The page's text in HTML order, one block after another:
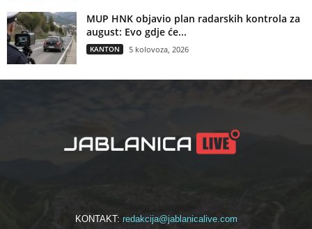
MUP HNK objavio plan radarskih kontrola za
august: Evo gdje će...
KANTON 5 kolovoza, 2026
KONTAKT: redakcija@jablanicalive.com